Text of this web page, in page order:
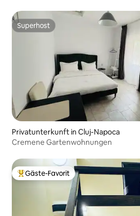
Superhost
Superhost
Privatunterkunft in Cluj-Napoca
Cremene Gartenwohnungen
Beliebter Gäste-Favorit.
Gäste-Favorit